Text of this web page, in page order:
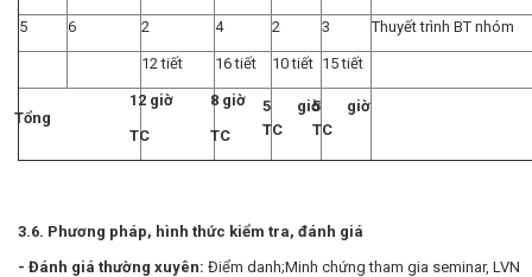
5 6 2 4 2 3 Thuyết trình BT nhóm
12 tiết 16 tiết 10 tiết 15 tiết
Tổng
12 giờ
TC
8 giờ
TC
5 giờ
TC
5 giờ
TC
3.6. Phương pháp, hình thức kiểm tra, đánh giá
- Đánh giá thường xuyên: Điểm danh;Minh chứng tham gia seminar, LVN